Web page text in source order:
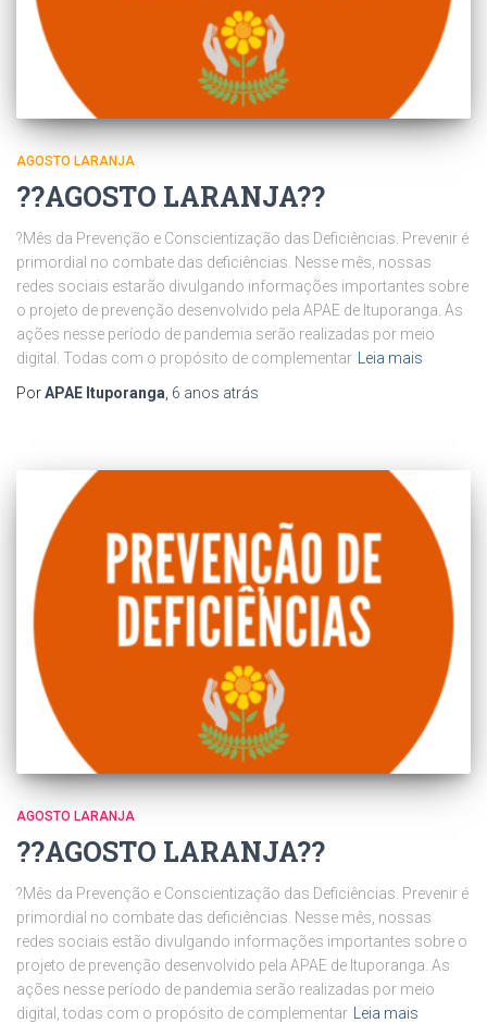
AGOSTO LARANJA
?️?️AGOSTO LARANJA?️?️
?Mês da Prevenção e Conscientização das Deficiências. Prevenir é
primordial no combate das deficiências. Nesse mês, nossas
redes sociais estarão divulgando informações importantes sobre
o projeto de prevenção desenvolvido pela APAE de Ituporanga. As
ações nesse período de pandemia serão realizadas por meio
digital. Todas com o propósito de complementar Leia mais
PorAPAE Ituporanga, 6 anos atrás
AGOSTO LARANJA
?️?️AGOSTO LARANJA?️?️
?Mês da Prevenção e Conscientização das Deficiências. Prevenir é
primordial no combate das deficiências. Nesse mês, nossas
redes sociais estão divulgando informações importantes sobre o
projeto de prevenção desenvolvido pela APAE de Ituporanga. As
ações nesse período de pandemia serão realizadas por meio
digital, todas com o propósito de complementar
Leia mais